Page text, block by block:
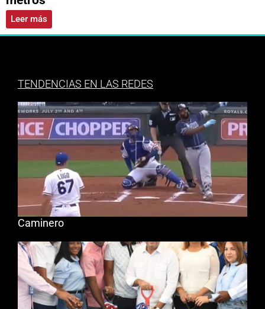
Leer más
TENDENCIAS EN LAS REDES
Caminero